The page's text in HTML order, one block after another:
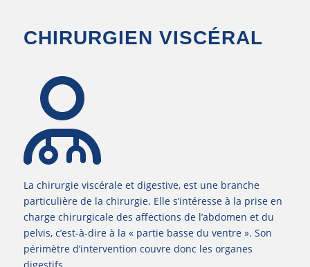
CHIRURGIEN VISCÉRAL
La chirurgie viscérale et digestive, est une branche
particulière de la chirurgie. Elle s’intéresse à la prise en
charge chirurgicale des affections de l’abdomen et du
pelvis, c’est-à-dire à la « partie basse du ventre ». Son
périmètre d’intervention couvre donc les organes
digestifs.